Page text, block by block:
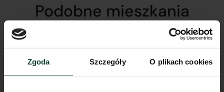
Zgoda Szczegóły O plikach cookies
Podobne mieszkania